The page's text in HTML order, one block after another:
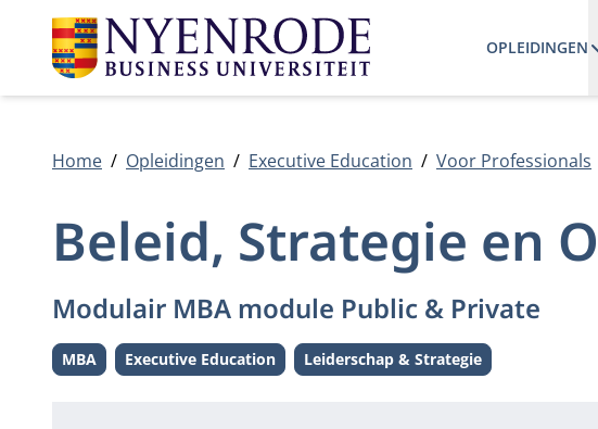
OPLEIDINGEN
Home Opleidingen Executive Education Voor Professionals
Beleid, Strategie en
Modulair MBA module Public & Private
Level:
MBA Level:
Executive Education Thema:
Leiderschap & Strategie